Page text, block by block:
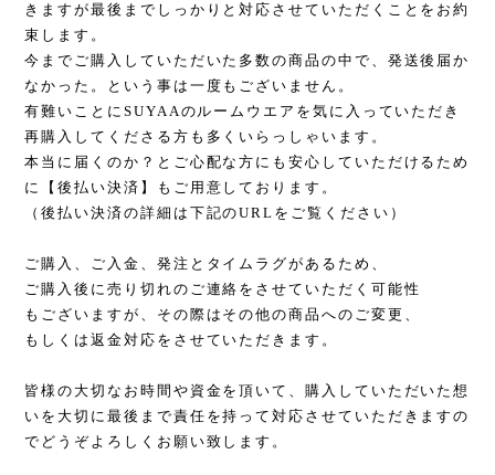
きますが最後までしっかりと対応させていただくことをお約
束します。
今までご購入していただいた多数の商品の中で、発送後届か
なかった。という事は一度もございません。
有難いことにSUYAAのルームウエアを気に入っていただき
再購入してくださる方も多くいらっしゃいます。
本当に届くのか？とご心配な方にも安心していただけるため
に【後払い決済】もご用意しております。
（後払い決済の詳細は下記のURLをご覧ください）
ご購入、ご入金、発注とタイムラグがあるため、
ご購入後に売り切れのご連絡をさせていただく可能性
もございますが、その際はその他の商品へのご変更、
もしくは返金対応をさせていただきます。
皆様の大切なお時間や資金を頂いて、購入していただいた想
いを大切に最後まで責任を持って対応させていただきますの
でどうぞよろしくお願い致します。